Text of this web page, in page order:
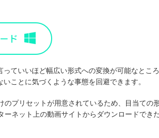
ていいほど幅広い形式への変換が可能なとこ
ことに気づくような事態を回避できます。
プリセットが用意されているため、目当ての
ネット上の動画サイトからダウンロードでき